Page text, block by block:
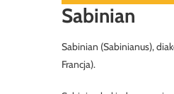
Sabinian
Sabinian (Sabinianus),
Francja).